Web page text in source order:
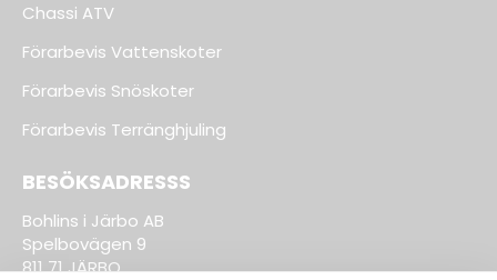
Chassi ATV
Förarbevis Vattenskoter
Förarbevis Snöskoter
Förarbevis Terränghjuling
BESÖKSADRESSS
Bohlins i Järbo AB
Spelbovägen 9
811 71 JÄRBO